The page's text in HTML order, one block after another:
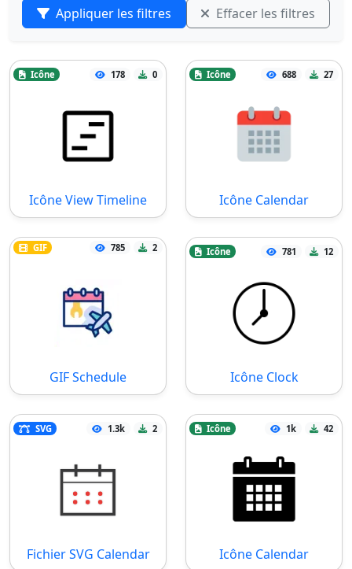
Appliquer les filtres Effacer les filtres
Icône 178 0
Icône View Timeline
Icône 688 27
Icône Calendar
GIF 785 2
GIF Schedule
Icône 781 12
Icône Clock
SVG 1.3k 2
Fichier SVG Calendar
Icône 1k 42
Icône Calendar